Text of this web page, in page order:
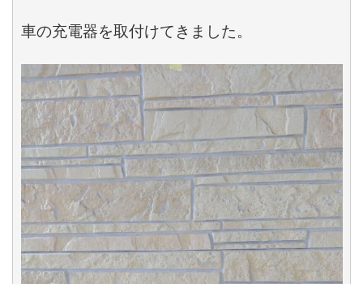
車の充電器を取付けてきました。